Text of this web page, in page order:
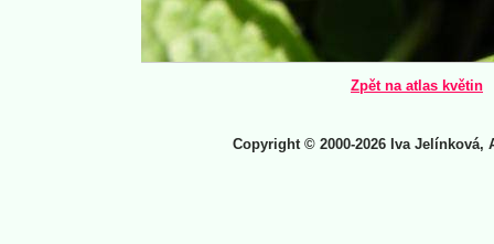
Zpět na atlas květin
Copyright © 2000-2026 Iva Jelínková,